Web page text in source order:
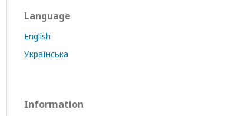
Language
English
Українська
Information